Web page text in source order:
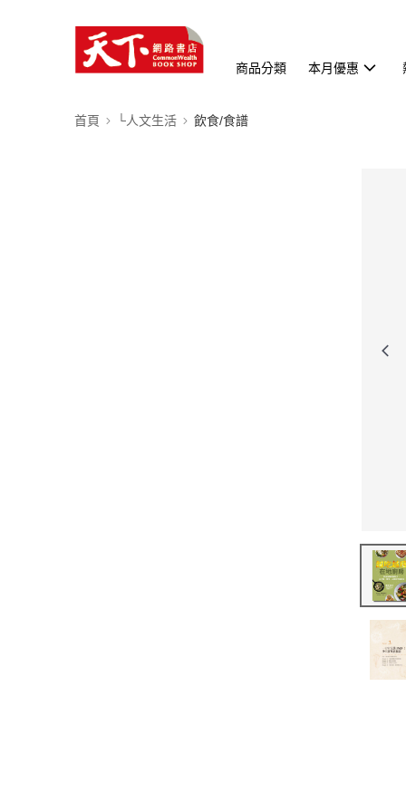
商品分類 本月優惠
首頁 └人文生活 飲食/食譜